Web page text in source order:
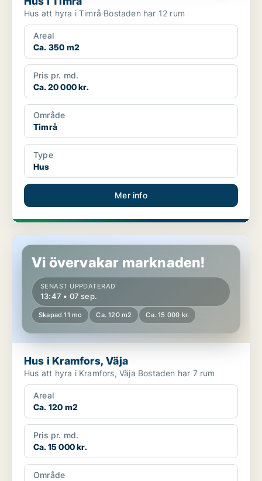
Hus att hyra i Timrå Bostaden har 12 rum
Areal
Ca. 350 m2
Pris pr. md.
Ca. 20 000 kr.
Område
Timrå
Type
Hus
Mer info
Hus i Kramfors, Väja
Vi övervakar marknaden!
SENAST UPPDATERAD
13:47 • 07 sep.
Skapad 11 mo Ca. 120 m2 Ca. 15 000 kr.
Hus i Kramfors, Väja
Hus att hyra i Kramfors, Väja Bostaden har 7 rum
Areal
Ca. 120 m2
Pris pr. md.
Ca. 15 000 kr.
Område